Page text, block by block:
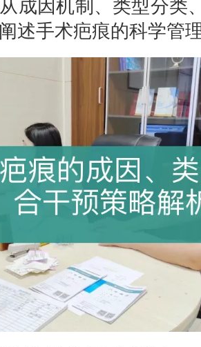
成因机制、类型分类
述手术疤痕的科学管